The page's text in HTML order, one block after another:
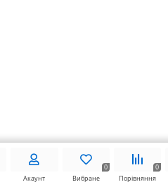
Акаунт
0
Вибране
0
Порівняння